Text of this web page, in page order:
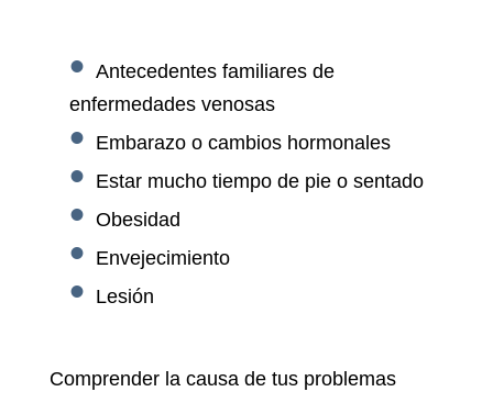
Antecedentes familiares de
enfermedades venosas
Embarazo o cambios hormonales
Estar mucho tiempo de pie o sentado
Obesidad
Envejecimiento
Lesión
Comprender la causa de tus problemas